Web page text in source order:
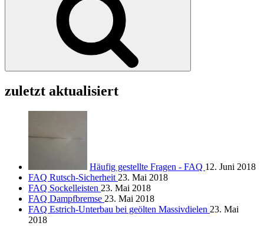
zuletzt aktualisiert
Häufig gestellte Fragen - FAQ 12. Juni 2018
FAQ Rutsch-Sicherheit 23. Mai 2018
FAQ Sockelleisten 23. Mai 2018
FAQ Dampfbremse 23. Mai 2018
FAQ Estrich-Unterbau bei geölten Massivdielen 23. Mai
2018